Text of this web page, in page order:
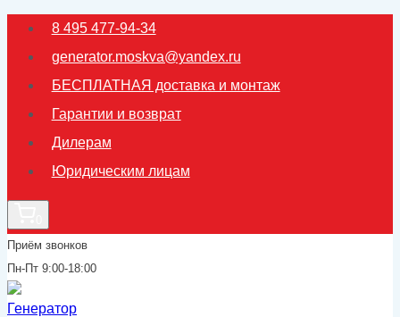
Перейти
содержимому
8 495 477-94-34
generator.moskva@yandex.ru
БЕСПЛАТНАЯ доставка и монтаж
Гарантии и возврат
Дилерам
Юридическим лицам
Приём звонков
Пн-Пт 9:00-18:00